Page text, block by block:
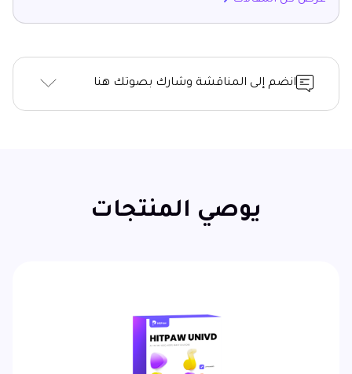
انضم إلى المناقشة وشارك بصوتك هنا
يوصي المنتجات